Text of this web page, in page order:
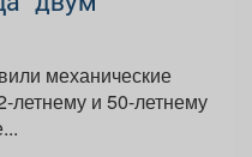
механические
летнему и 50-летнему